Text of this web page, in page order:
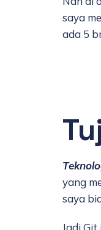
saya
ada 5
yang
saya